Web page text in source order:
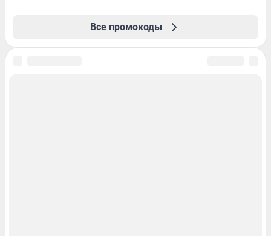
Все промокоды